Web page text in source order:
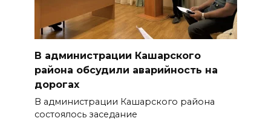
В администрации Кашарского
района обсудили аварийность на
дорогах
В администрации Кашарского района
состоялось заседание